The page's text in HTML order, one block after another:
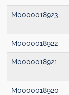
M0000018923
M0000018922
M0000018921
M0000018920